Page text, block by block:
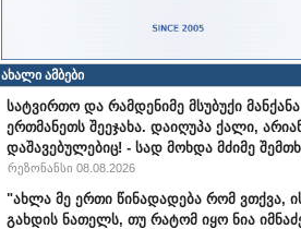
ახალი ამბები
სატვირთო და რამდენიმე მსუბუქი მანქანა
ერთმანეთს შეეჯახა. დაიღუპა ქალი,
დაშავებულებიც! - სად მოხდა მძიმე
რეზონანსი 08.08.2026
"ახლა მე ერთი წინადადება რომ ვთქვა,
გახდის ნათელს, თუ რატომ იყო ნია